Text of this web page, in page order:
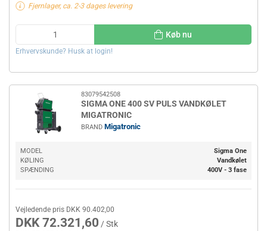
Fjernlager, ca. 2-3 dages levering
Køb nu
Erhvervskunde? Husk at login!
83079542508
SIGMA ONE 400 SV PULS VANDKØLET
MIGATRONIC
BRAND Migatronic
MODEL
Sigma One
KØLING
Vandkølet
SPÆNDING
400V - 3 fase
Vejledende pris DKK 90.402,00
DKK 72.321,60 / Stk